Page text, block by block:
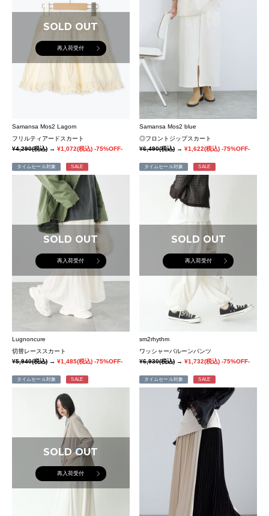
SOLD OUT
再入荷受付
Samansa Mos2 Lagom
フリルティアードスカート
¥4,290(税込) → ¥1,072(税込) -75%OFF-
Samansa Mos2 blue
◎フロントジップスカート
¥6,490(税込)→¥1,622(税込) -75%OFF-
タイムセール対象 SALE
SOLD OUT
再入荷受付
Lugnoncure
切替レーススカート
¥5,940(税込) → ¥1,485(税込) -75%OFF-
タイムセール対象 SALE
SOLD OUT
再入荷受付
sm2rhythm
ワッシャーバルーンパンツ
¥6,930(税込)→¥1,732(税込) -75%OFF-
タイムセール対象 SALE
SOLD OUT
再入荷受付
タイムセール対象 SALE